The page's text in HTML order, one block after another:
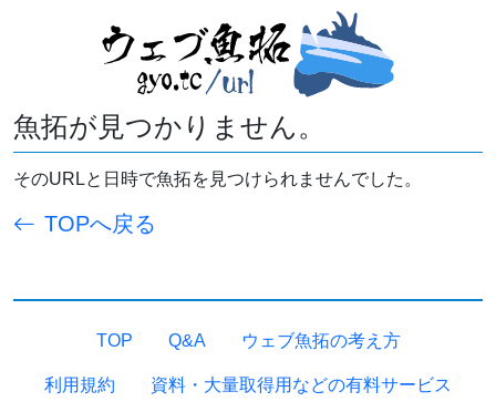
魚拓が見つかりません。
そのURLと日時で魚拓を見つけられませんでした。
TOPへ戻る
TOP Q&A ウェブ魚拓の考え方
利用規約 資料・大量取得用などの有料サービス